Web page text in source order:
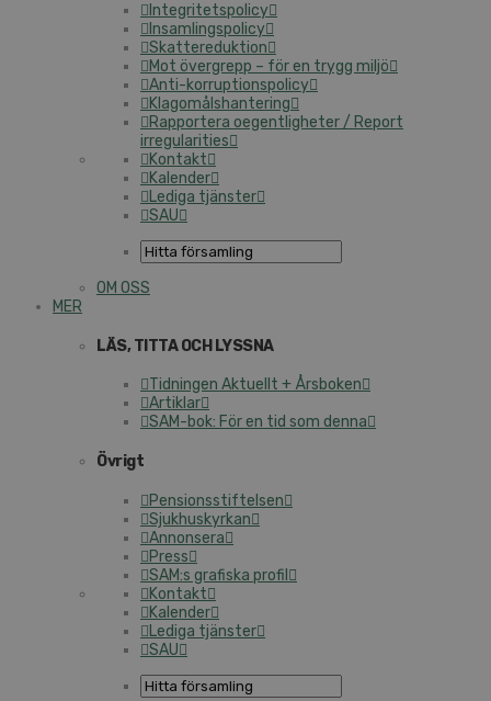
Integritetspolicy
Insamlingspolicy
Skattereduktion
Mot övergrepp – för en trygg miljö
Anti-korruptionspolicy
Klagomålshantering
Rapportera oegentligheter / Report
irregularities
Kontakt
Kalender
Lediga tjänster
SAU
OM OSS
MER
LÄS, TITTA OCH LYSSNA
Tidningen Aktuellt + Årsboken
Artiklar
SAM-bok: För en tid som denna
Övrigt
Pensionsstiftelsen
Sjukhuskyrkan
Annonsera
Press
SAM:s grafiska profil
Kontakt
Kalender
Lediga tjänster
SAU